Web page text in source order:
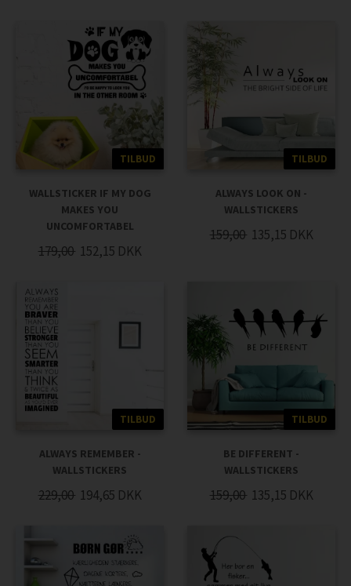
TILBUD
WALLSTICKER IF MY DOG
MAKES YOU
UNCOMFORTABEL
179,00 152,15 DKK
TILBUD
ALWAYS LOOK ON -
WALLSTICKERS
159,00 135,15 DKK
TILBUD
ALWAYS REMEMBER -
WALLSTICKERS
229,00 194,65 DKK
TILBUD
BE DIFFERENT -
WALLSTICKERS
159,00 135,15 DKK